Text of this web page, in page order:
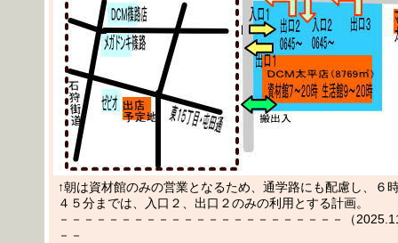
↑朝は資材館のみの営業となるため、通学路にも配慮し、６
４５分までは、入口２、出口２のみの利用とする計画。
－－－－－－－－－－－－－－－－－－－－－－－（
－－